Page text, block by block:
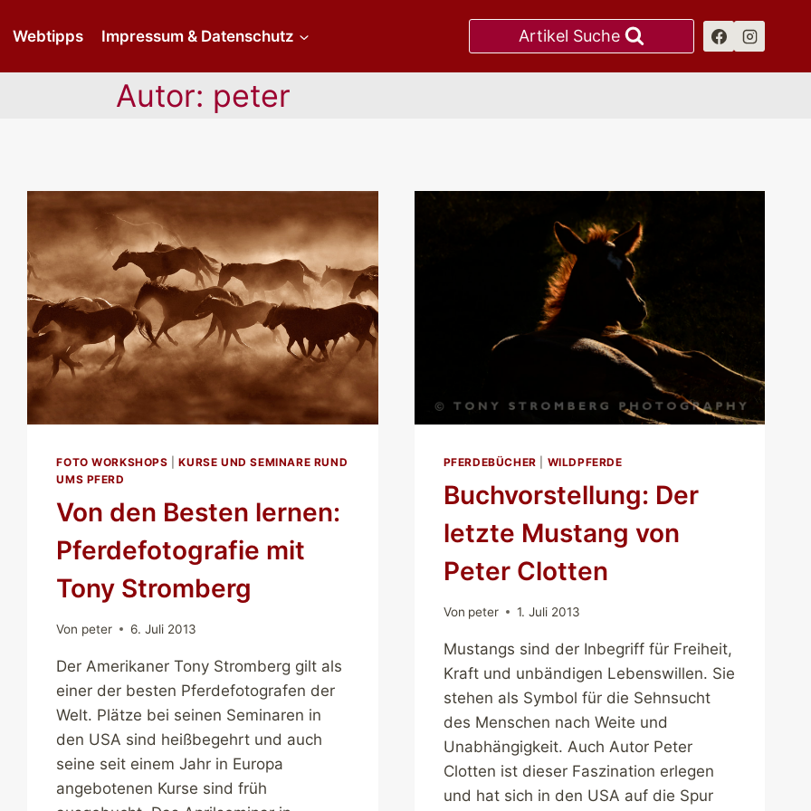
Webtipps Impressum & Datenschutz Artikel Suche
Autor: peter
FOTO WORKSHOPS |KURSE UND SEMINARE RUND
UMS PFERD
Von den Besten lernen:
Pferdefotografie mit
Tony Stromberg
Von peter 6. Juli 2013
Der Amerikaner Tony Stromberg gilt als
einer der besten Pferdefotografen der
Welt. Plätze bei seinen Seminaren in
den USA sind heißbegehrt und auch
seine seit einem Jahr in Europa
angebotenen Kurse sind früh
PFERDEBÜCHER WILDPFERDE
Buchvorstellung: Der
letzte Mustang von
Peter Clotten
Von peter 1. Juli 2013
Mustangs sind der Inbegriff für Freiheit,
Kraft und unbändigen Lebenswillen. Sie
stehen als Symbol für die Sehnsucht
des Menschen nach Weite und
Unabhängigkeit. Auch Autor Peter
Clotten ist dieser Faszination erlegen
und hat sich in den USA auf die Spur